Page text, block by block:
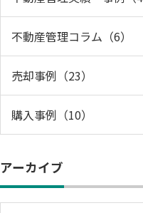
不動産管理コラム（6）
売却事例（23）
購入事例（10）
アーカイブ